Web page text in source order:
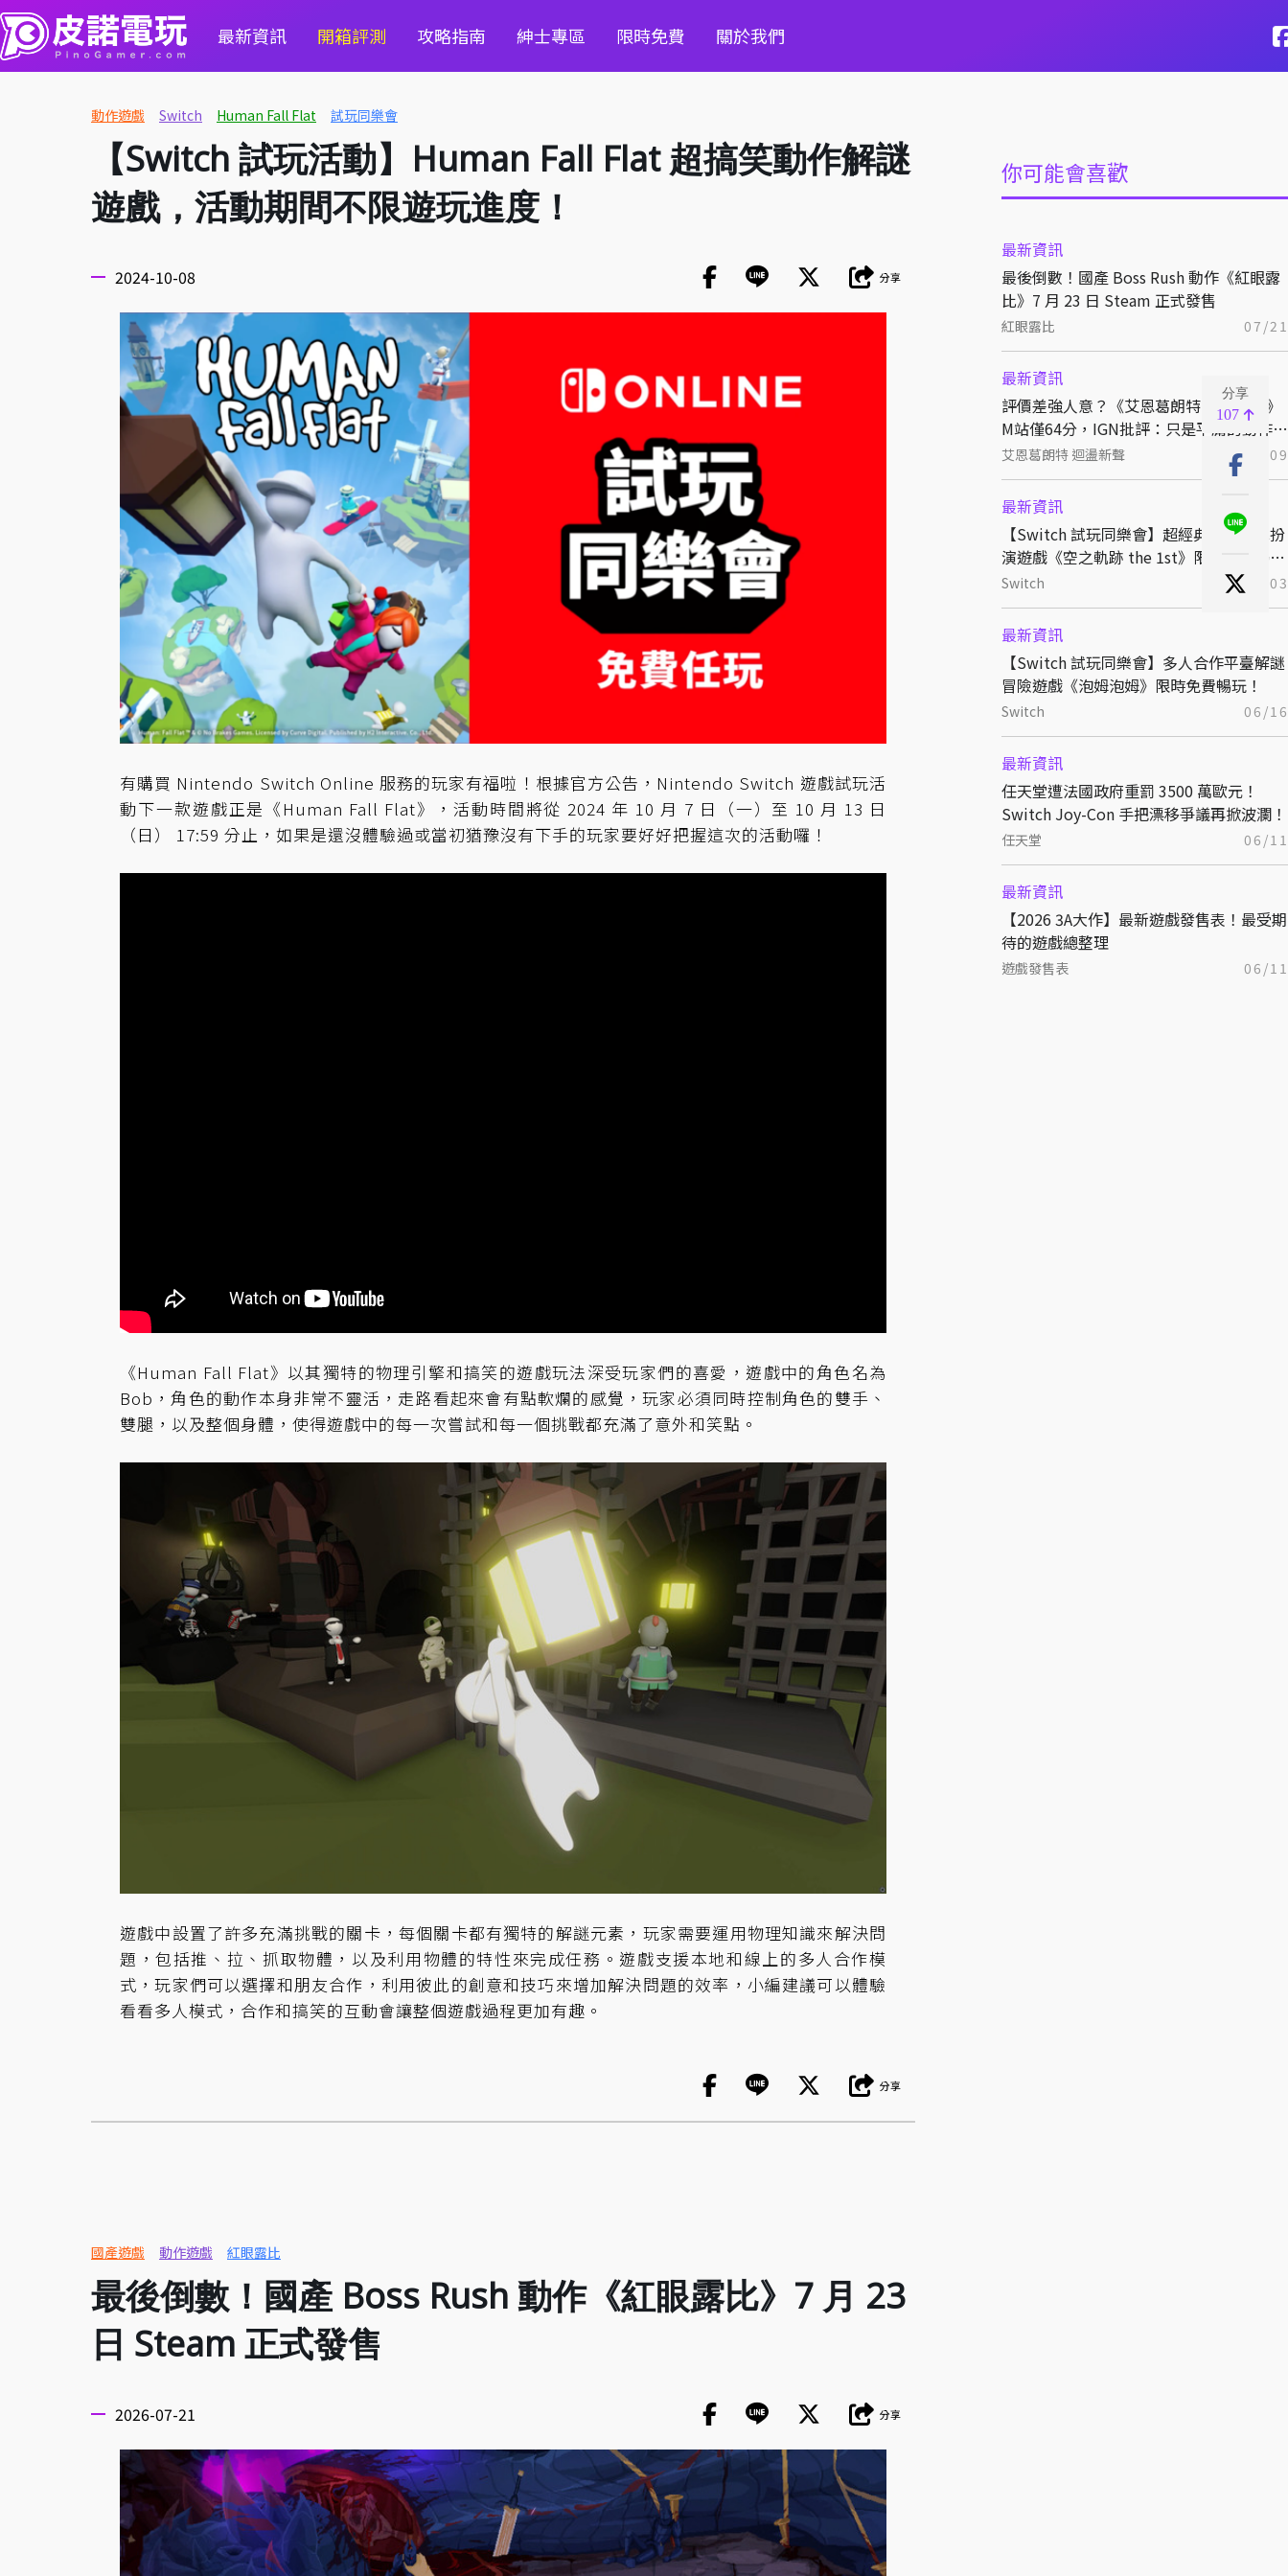
最新資訊 開箱評測 攻略指南 紳士專區 限時免費 關於我們
動作遊戲 Switch Human Fall Flat 試玩同樂會
你可能會喜歡
最新資訊
最後倒數！國產 Boss Rush 動作《紅眼露
比》7 月 23 日 Steam 正式發售
紅眼露比 07/21
最新資訊
評價差強人意？《艾恩葛朗特 迴盪新聲》
M站僅64分，IGN批評：只是平庸的動作
RPG
艾恩葛朗特 迴盪新聲 07/09
最新資訊
【Switch 試玩同樂會】超經典日式角色扮
演遊戲《空之軌跡 the 1st》限時免費暢
玩！
Switch 07/03
最新資訊
【Switch 試玩同樂會】多人合作平臺解謎
冒險遊戲《泡姆泡姆》限時免費暢玩！
Switch 06/16
最新資訊
任天堂遭法國政府重罰 3500 萬歐元！
Switch Joy-Con 手把漂移爭議再掀波瀾！
任天堂 06/11
最新資訊
【2026 3A大作】最新遊戲發售表！最受期
待的遊戲總整理
遊戲發售表 06/11
分享
107
【Switch 試玩活動】Human Fall Flat 超搞笑動作解謎
遊戲，活動期間不限遊玩進度！
2024-10-08 分享
有購買 Nintendo Switch Online 服務的玩家有福啦！根據官方公告，Nintendo Switch 遊戲試玩活
動下一款遊戲正是《Human Fall Flat》，活動時間將從 2024 年 10 月 7 日（一）至 10 月 13 日
（日） 17:59 分止，如果是還沒體驗過或當初猶豫沒有下手的玩家要好好把握這次的活動囉！
《Human Fall Flat》以其獨特的物理引擎和搞笑的遊戲玩法深受玩家們的喜愛，遊戲中的角色名為
Bob，角色的動作本身非常不靈活，走路看起來會有點軟爛的感覺，玩家必須同時控制角色的雙手、
雙腿，以及整個身體，使得遊戲中的每一次嘗試和每一個挑戰都充滿了意外和笑點。
遊戲中設置了許多充滿挑戰的關卡，每個關卡都有獨特的解謎元素，玩家需要運用物理知識來解決問
題，包括推、拉、抓取物體，以及利用物體的特性來完成任務。遊戲支援本地和線上的多人合作模
式，玩家們可以選擇和朋友合作，利用彼此的創意和技巧來增加解決問題的效率，小編建議可以體驗
看看多人模式，合作和搞笑的互動會讓整個遊戲過程更加有趣。
分享
國產遊戲 動作遊戲 紅眼露比
最後倒數！國產 Boss Rush 動作《紅眼露比》7 月 23
日 Steam 正式發售
2026-07-21 分享